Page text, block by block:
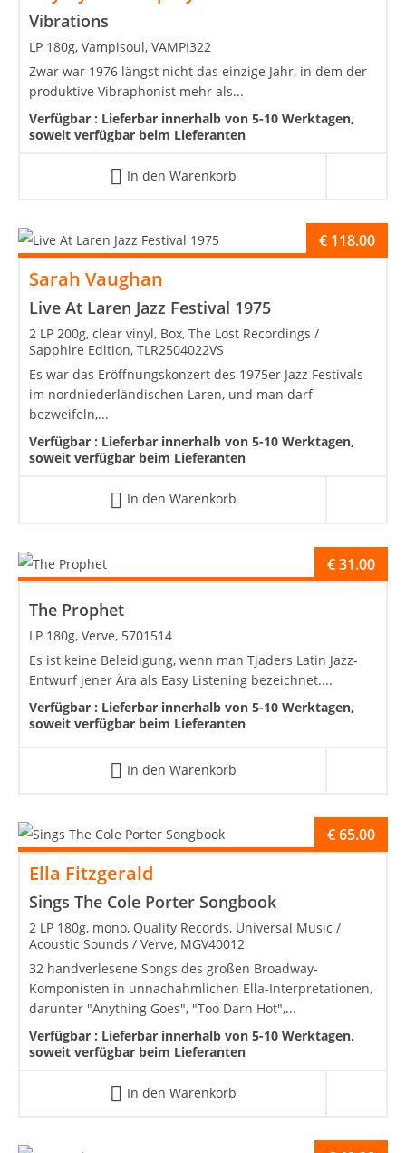
Vibrations
LP 180g, Vampisoul, VAMPI322
Zwar war 1976 längst nicht das einzige Jahr, in dem der
produktive Vibraphonist mehr als...
Verfügbar : Lieferbar innerhalb von 5-10 Werktagen,
soweit verfügbar beim Lieferanten
In den Warenkorb
Sarah Vaughan
Live At Laren Jazz Festival 1975
€ 118.00
2 LP 200g, clear vinyl, Box, The Lost Recordings /
Sapphire Edition, TLR2504022VS
Es war das Eröffnungskonzert des 1975er Jazz Festivals
im nordniederländischen Laren, und man darf
bezweifeln,...
Verfügbar : Lieferbar innerhalb von 5-10 Werktagen,
soweit verfügbar beim Lieferanten
In den Warenkorb
The Prophet
€31.00
LP 180g, Verve, 5701514
Es ist keine Beleidigung, wenn man Tjaders Latin Jazz-
Entwurf jener Ära als Easy Listening bezeichnet....
Verfügbar : Lieferbar innerhalb von 5-10 Werktagen,
soweit verfügbar beim Lieferanten
In den Warenkorb
Ella Fitzgerald
Sings The Cole Porter Songbook
€65.00
2 LP 180g, mono, Quality Records, Universal Music /
Acoustic Sounds / Verve, MGV40012
32 handverlesene Songs des großen Broadway-
Komponisten in unnachahmlichen Ella-Interpretationen,
darunter "Anything Goes", "Too Darn Hot",...
Verfügbar : Lieferbar innerhalb von 5-10 Werktagen,
soweit verfügbar beim Lieferanten
In den Warenkorb